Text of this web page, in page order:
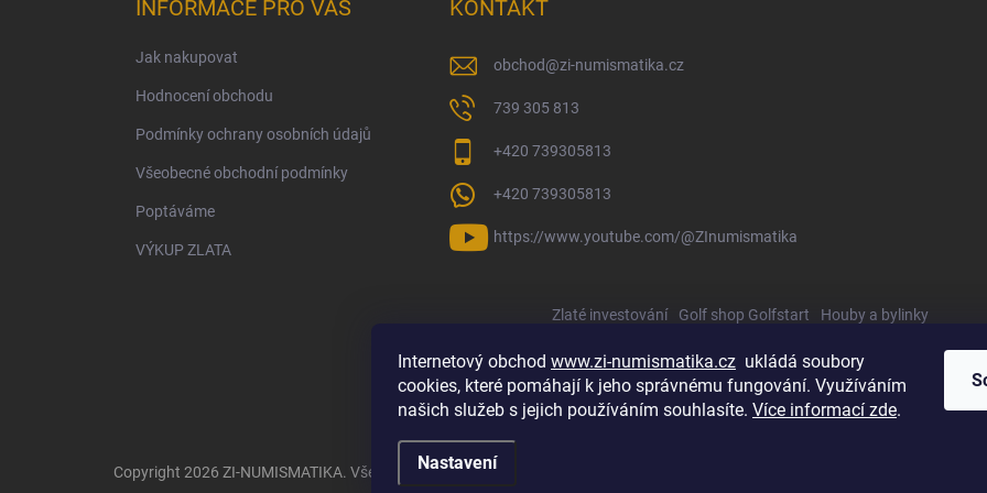
Internetový obchod www.zi-numismatika.cz ukládá soubory
cookies, které pomáhají k jeho správnému fungování. Využíváním
našich služeb s jejich používáním souhlasíte. Více informací zde.
Nastavení
INFORMACE PRO VÁS
Jak nakupovat
Hodnocení obchodu
Podmínky ochrany osobních údajů
Všeobecné obchodní podmínky
Poptáváme
VÝKUP ZLATA
KONTAKT
obchod@zi-numismatika.cz
739 305 813
+420 739305813
+420 739305813
https://www.youtube.com/@ZInumismatika
Zlaté investování Golf shop Golfstart Houby a bylinky
Copyright 2026 ZI-NUMISMATIKA. Všechna práva vyhrazena.